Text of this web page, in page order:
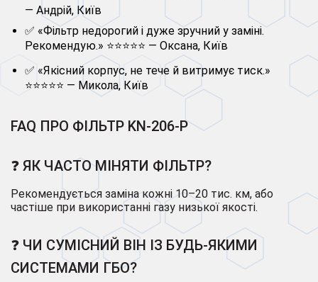
— Андрій, Київ
✅ «Фільтр недорогий і дуже зручний у заміні.
Рекомендую.» ⭐⭐⭐⭐⭐ — Оксана, Київ
✅ «Якісний корпус, не тече й витримує тиск.»
⭐⭐⭐⭐⭐ — Микола, Київ
FAQ ПРО ФІЛЬТР KN-206-P
❓ ЯК ЧАСТО МІНЯТИ ФІЛЬТР?
Рекомендується заміна кожні 10–20 тис. км, або
частіше при використанні газу низької якості.
❓ ЧИ СУМІСНИЙ ВІН ІЗ БУДЬ-ЯКИМИ
СИСТЕМАМИ ГБО?